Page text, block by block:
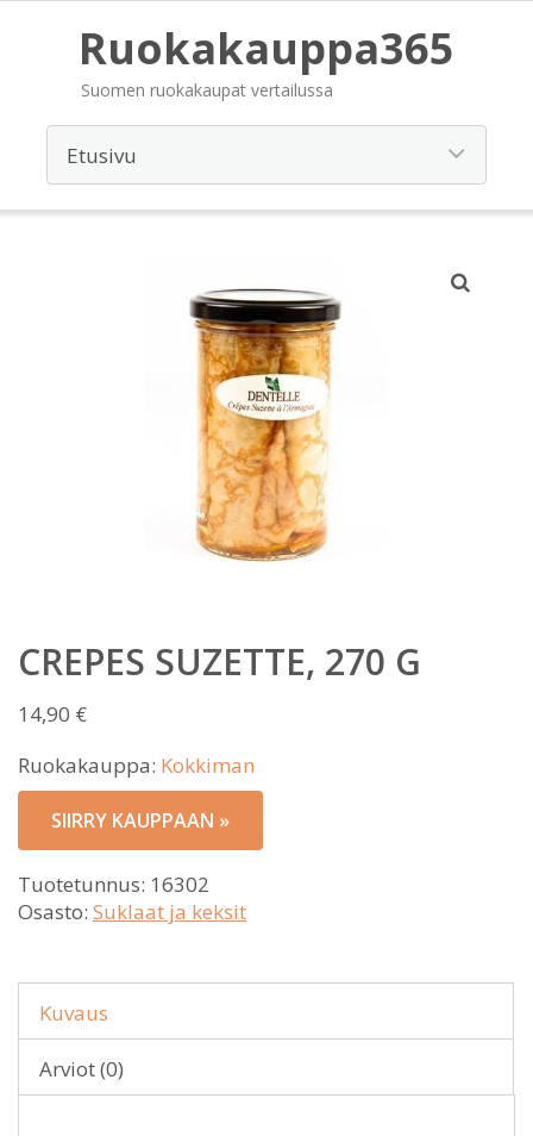
Ruokakauppa365
Suomen ruokakaupat vertailussa
CREPES SUZETTE, 270 G
14,90 €
Ruokakauppa: Kokkiman
SIIRRY KAUPPAAN »
Tuotetunnus: 16302
Osasto: Suklaat ja keksit
Kuvaus
Arviot (0)